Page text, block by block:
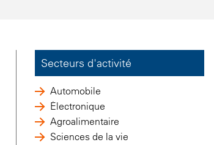
Secteurs d'activité
Automobile
Électronique
Agroalimentaire
Sciences de la vie